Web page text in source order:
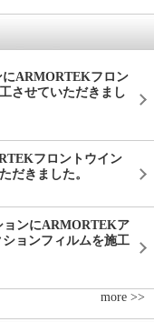
にARMORTEKフロン
させていただきまし
フロントウイン
だきました。
ョンにARMORTEKア
ョンフィルムを施工
more >>